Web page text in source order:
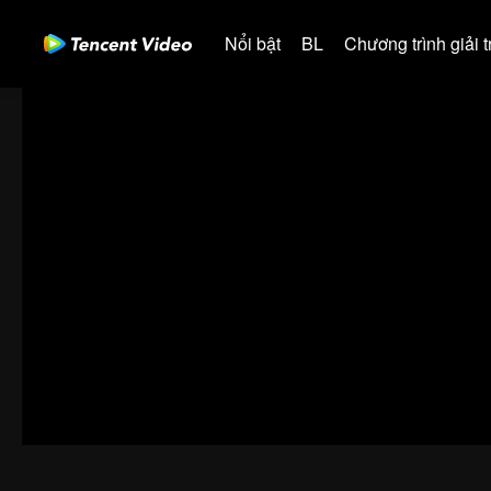
Nổi bật BL Chương trình giải